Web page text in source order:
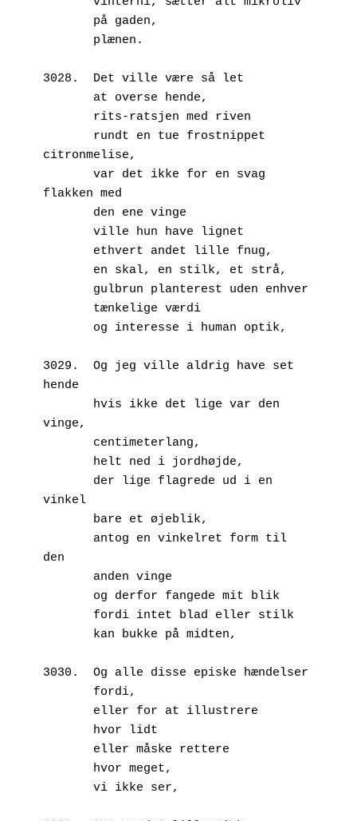
       på gaden,
       plænen.
3028.  Det ville være så let
       at overse hende,
       rits-ratsjen med riven
citronmelise,
flakken med
       den ene vinge
       ville hun have lignet
       ethvert andet lille fnug,
       en skal, en stilk, et strå,
       gulbrun planterest uden enhver
       tænkelige værdi
       og interesse i human optik,
3029.  Og jeg ville aldrig have set
hende
vinge,
       centimeterlang,
       helt ned i jordhøjde,
vinkel
       bare et øjeblik,
den
       anden vinge
       og derfor fangede mit blik
       fordi intet blad eller stilk
       kan bukke på midten,
3030.  Og alle disse episke hændelser
       fordi,
       eller for at illustrere
       hvor lidt
       eller måske rettere
       hvor meget,
       vi ikke ser,